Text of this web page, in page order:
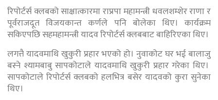
रिपोर्टर्स क्लबको साक्षात्कारमा राप्रपा महामन्त्री धवलशम्शेर राणा र
पूर्वराजदूत विजयकान्त कर्णले पनि बोलेका थिए। कार्यक्रम
सकिएपछि सहमहामन्त्री यादव रिपोर्टर्स क्लबबाट बाहिरिएका थिए।
लगत्तै यादवमाथि खुकुरी प्रहार भएको हो। नुवाकोट घर भई बालाजु
बस्ने श्यामबाबु सापकोटाले यादवमाथि खुकुरी प्रहार गरेका थिए।
सापकोटाले रिपोर्टर्स क्लबको हलभित्र बसेर यादवको कुरा सुनेका
थिए।